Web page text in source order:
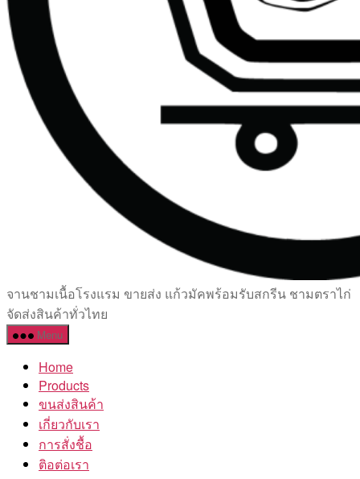
เซรามิค
ครบ
ครัน
โรงงาน
จานชามเนื้อโรงแรม ขายส่ง แก้วมัคพร้อมรับสกรีน ชามตราไก่
จัดส่งสินค้าทั่วไทย
Menu
Home
Products
ขนส่งสินค้า
เกี่ยวกับเรา
การสั่งชื้อ
ติอต่อเรา